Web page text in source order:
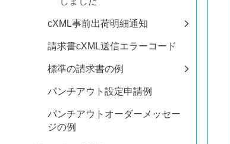
cXML事前出荷明細通知
請求書cXML送信エラーコード
標準の請求書の例
パンチアウト設定申請例
パンチアウトオーダーメッセー
ジの例